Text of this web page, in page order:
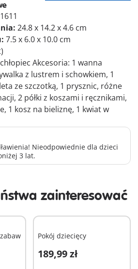
24.8 x 14.2 x 4.6 cm
7.5 x 6.0 x 10.0 cm
Akcesoria: 1 wanna
z lustrem i schowkiem, 1
ze szczotką, 1 prysznic, różne
2 półki z koszami i ręcznikami,
1 kosz na bieliznę, 1 kwiat w
Nieodpowiednie dla dzieci
3 lat.
zainteresować
Pokój dziecięcy
189,99 zł
Dodaj do koszyka